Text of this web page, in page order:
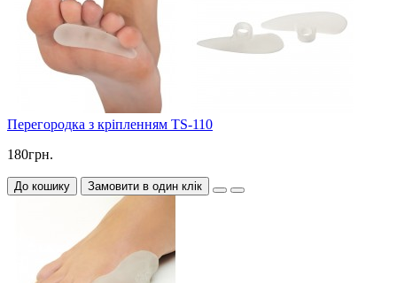
Перегородка з кріпленням TS-110
180грн.
До кошику Замовити в один клік